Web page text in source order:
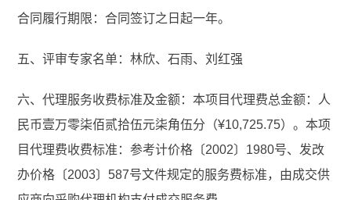
合同履行期限：合同签订之日起一年。
五、评审专家名单：林欣、石雨、刘红强
六、代理服务收费标准及金额：本项目代理费总金额：人
民币壹万零柒佰贰拾伍元柒角伍分（¥10,725.75）。本项
目代理费收费标准：参考计价格〔2002〕1980号、发改
办价格〔2003〕587号文件规定的服务费标准，由成交供